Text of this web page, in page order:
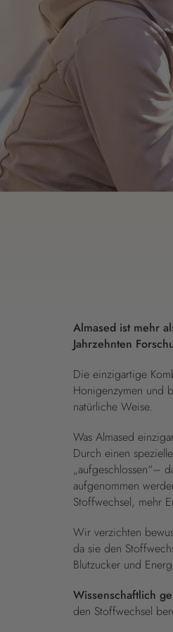
Almased ist mehr
Jahrzehnten
Die einzigartige
Honigenzymen und
natürliche Weise.
Was Almased
Durch einen
„aufgeschlossen“–
aufgenommen
Stoffwechsel, mehr
Wir verzichten
da sie den
Blutzucker und
Wissenschaftlich
den Stoffwechsel